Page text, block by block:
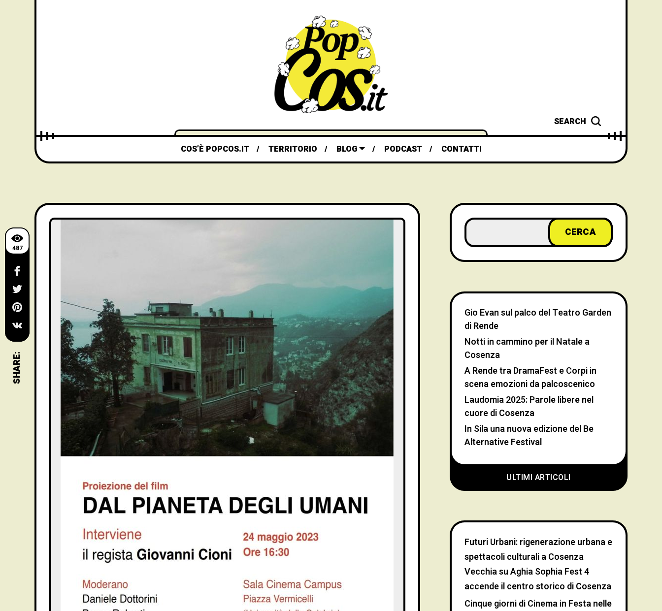
SEARCH
COS’È POPCOS.IT TERRITORIO BLOG PODCAST CONTATTI
487
SHARE:
CERCA
ULTIMI ARTICOLI
Gio Evan sul palco del Teatro Garden
di Rende
Notti in cammino per il Natale a
Cosenza
A Rende tra DramaFest e Corpi in
scena emozioni da palcoscenico
Laudomia 2025: Parole libere nel
cuore di Cosenza
In Sila una nuova edizione del Be
Alternative Festival
Futuri Urbani: rigenerazione urbana e
spettacoli culturali a Cosenza
VecchiasuAghia Sophia Fest 4
accende il centro storico di Cosenza
Cinque giorni di Cinema in Festa nelle